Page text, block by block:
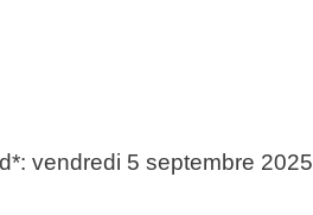
vendredi 5 septembre 2025